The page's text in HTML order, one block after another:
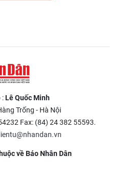
:Lê Quốc Minh
Trống - Hà Nội
Fax: (84) 24 382 55593.
về Báo Nhân Dân